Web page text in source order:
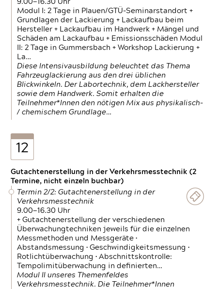
9.00—16.30 Uhr
Modul I: 2 Tage in Plauen/GTÜ-Seminarstandort +
Grundlagen der Lackierung + Lackaufbau beim
Hersteller + Lackaufbau im Handwerk + Mängel und
Schäden am Lackaufbau + Emissionsschäden Modul
II: 2 Tage in Gummersbach + Workshop Lackierung +
La…
Diese Intensivausbildung beleuchtet das Thema
Fahrzeuglackierung aus den drei üblichen
Blickwinkeln. Der Labortechnik, dem Lackhersteller
sowie dem Handwerk. Somit erhalten die
Teilnehmer*Innen den nötigen Mix aus physikalisch-
/ chemischem Grundlage…
12
Gutachtenerstellung in der Verkehrsmesstechnik (2
Termine, nicht einzeln buchbar)
Termin 2/2: Gutachtenerstellung in der
Verkehrsmesstechnik
9.00—16.30 Uhr
+ Gutachtenerstellung der verschiedenen
Überwachungtechniken jeweils für die einzelnen
Messmethoden und Messgeräte •
Abstandsmessung • Geschwindigkeitsmessung •
Rotlichtüberwachung • Abschnittskontrolle:
Tempolimitüberwachung in definierten…
Modul II unseres Themenfeldes
Verkehrsmesstechnik. Die Teilnehmer*Innen